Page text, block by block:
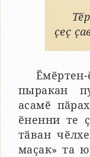
ҫеҫ
пыракан
асамӗ
ӗненни те
тӑван
маҫак» та